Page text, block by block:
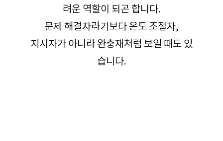
려운 역할이 되곤 합니다.
문제 해결자라기보다 온도 조절자,
지시자가 아니라 완충재처럼 보일 때도 있
습니다.